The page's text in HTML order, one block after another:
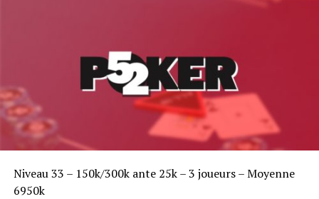
Niveau 33 – 150k/300k ante 25k – 3 joueurs – Moyenne
6950k